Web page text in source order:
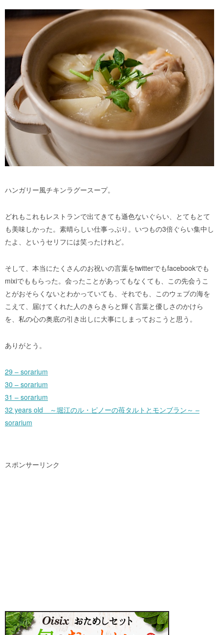
ハンガリー風チキンラグースープ。
どれもこれもレストランで出てきても遜色ないぐらい、とてもとて
も美味しかった。素晴らしい仕事っぷり。いつもの3倍ぐらい集中し
たよ、というセリフには笑ったけれど。
そして、本当にたくさんのお祝いの言葉をtwitterでもfacebookでも
mixiでももらった。会ったことがあってもなくても、この先会うこ
とがおそらくないとわかっていても、それでも、このウェブの海を
こえて、届けてくれた人のきらきらと輝く言葉と優しさのかけら
を、私の心の奥底の引き出しに大事にしまっておこうと思う。
ありがとう。
29 – sorarium
30 – sorarium
31 – sorarium
32 years old ～堀江のル・ピノーの苺タルトとモンブラン～ –
sorarium
スポンサーリンク